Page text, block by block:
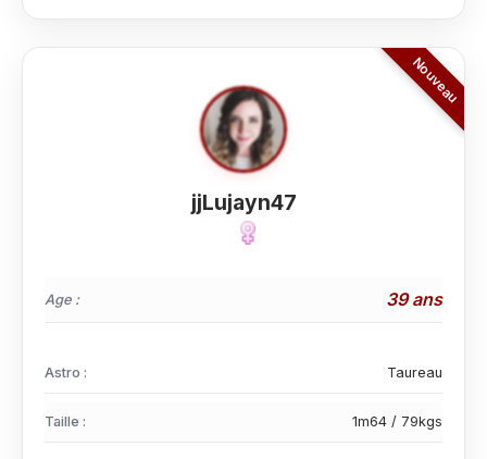
jjLujayn47
Age : 39 ans
Astro : Taureau
Taille : 1m64 / 79kgs